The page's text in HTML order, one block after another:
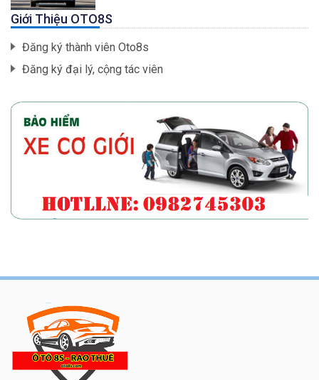
Giới Thiệu OTO8S
Đăng ký thành viên Oto8s
Đăng ký đại lý, cộng tác viên